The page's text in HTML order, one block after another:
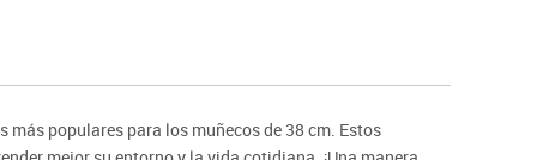
más populares para los muñecos de 38 cm. Estos